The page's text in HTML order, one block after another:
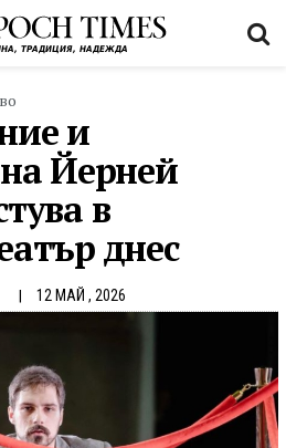
и
Йерней
в
днес
12 МАЙ , 2026